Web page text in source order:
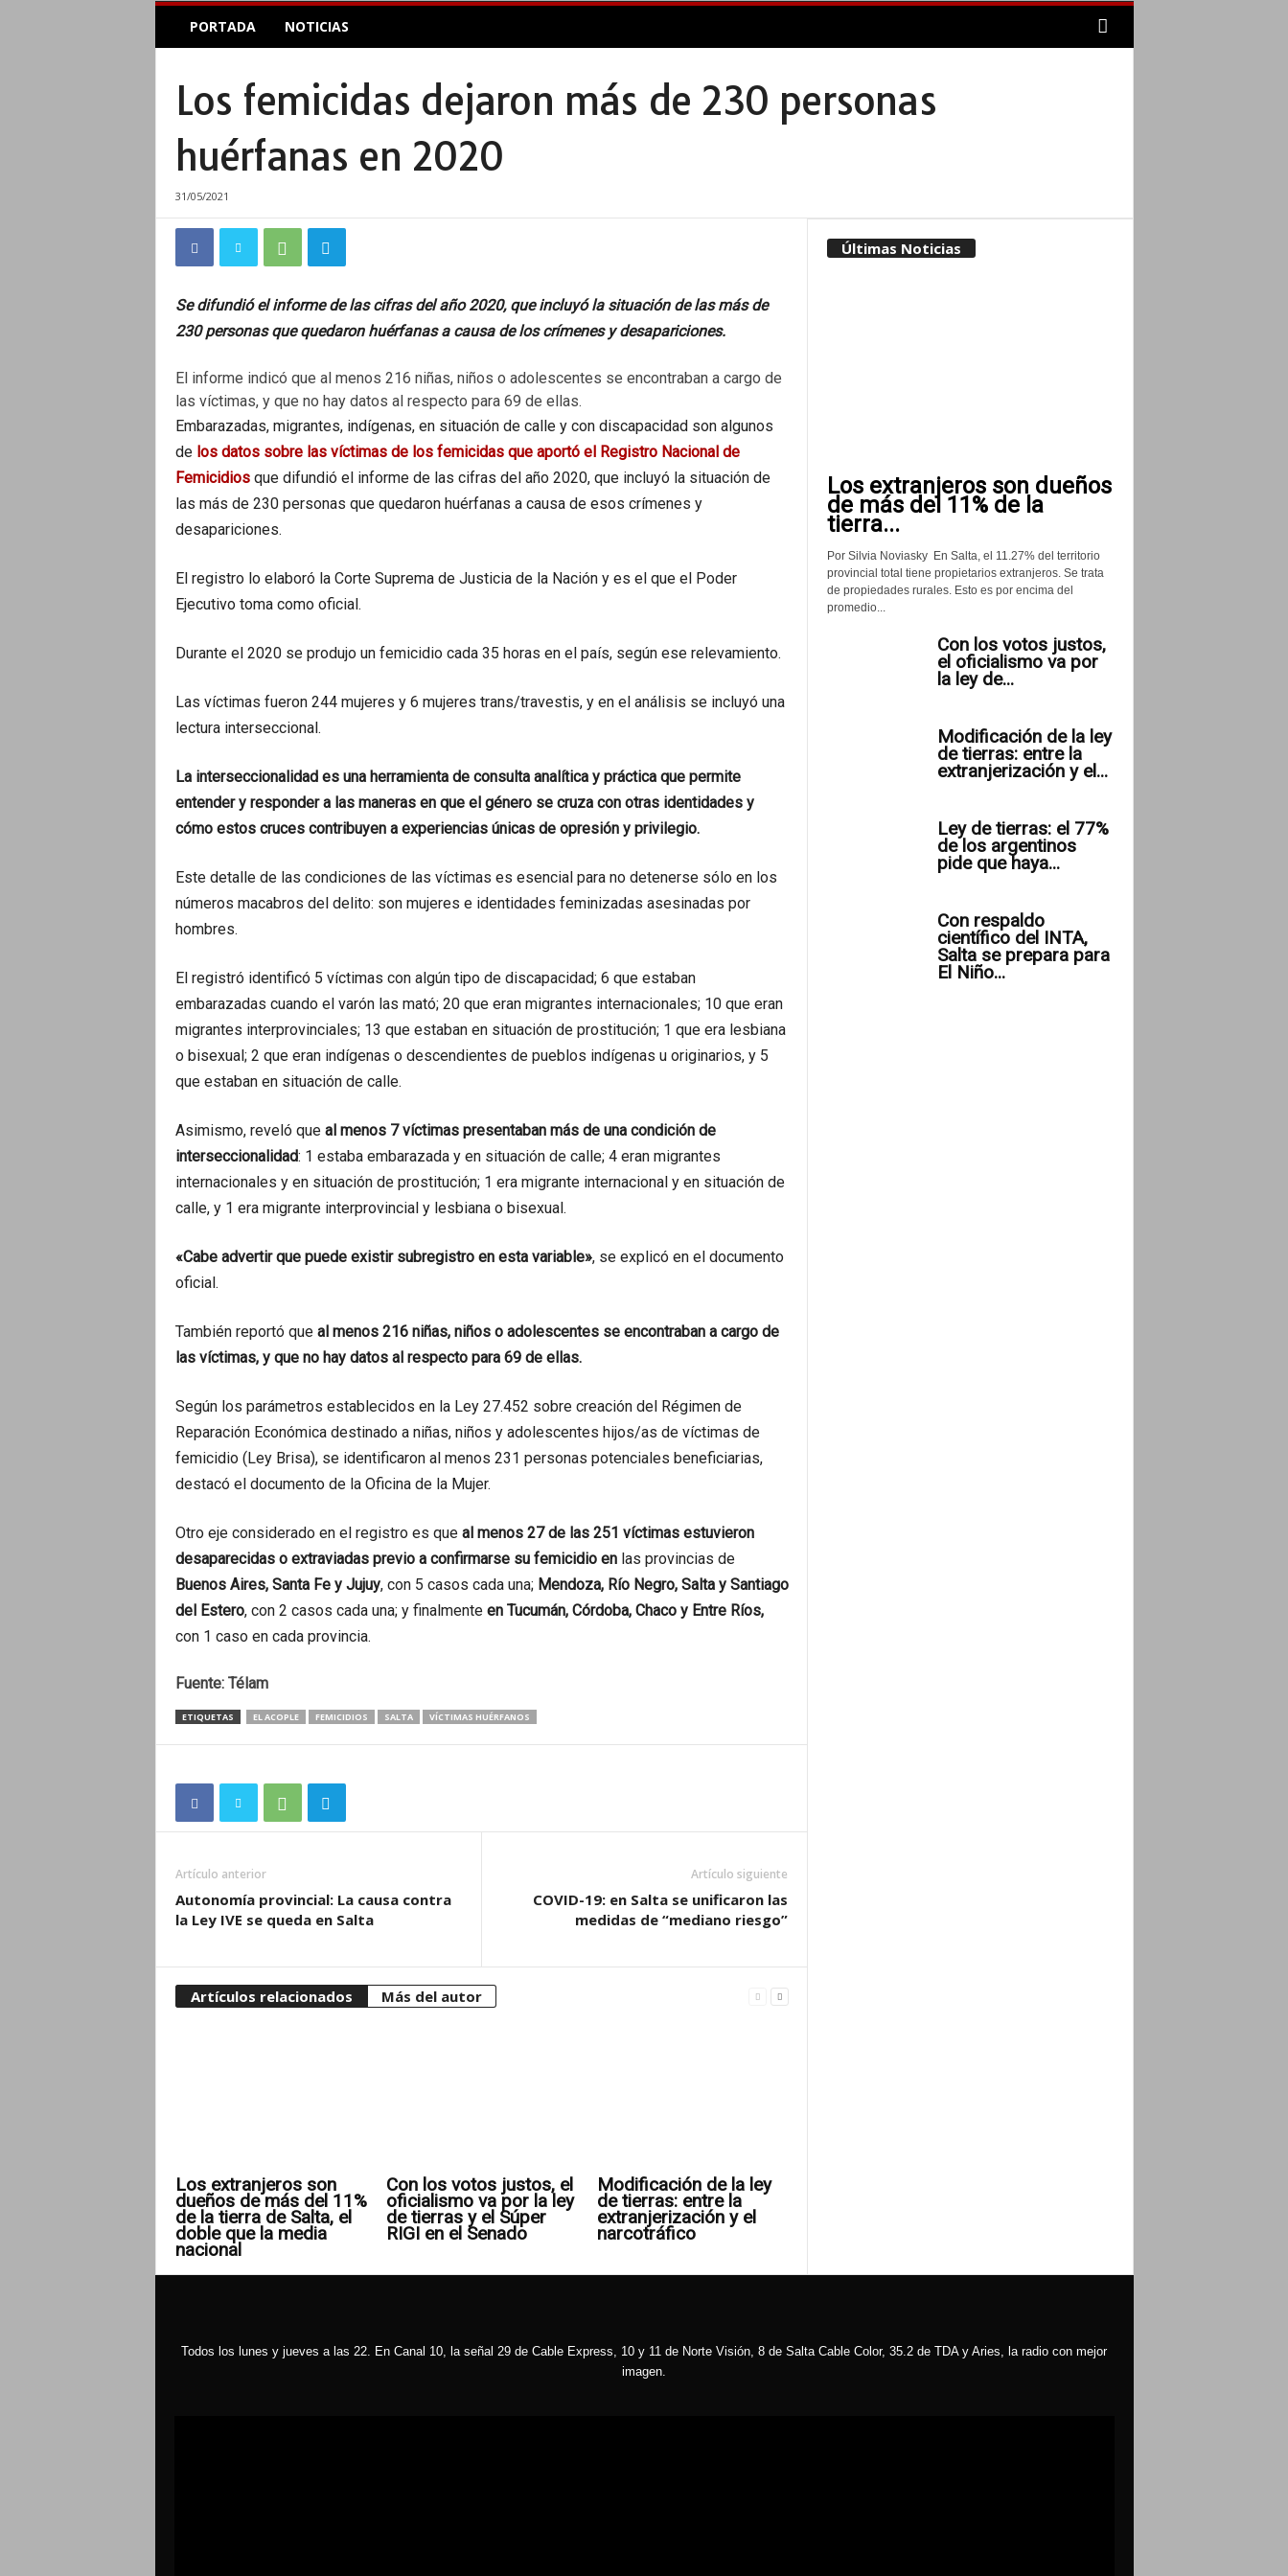
E
A
PORTADA NOTICIAS
Los femicidas dejaron más de 230 personas
huérfanas en 2020
31/05/2021
Se difundió el informe de las cifras del año 2020, que incluyó la situación de las más de
230 personas que quedaron huérfanas a causa de los crímenes y desapariciones.
El informe indicó que al menos 216 niñas, niños o adolescentes se encontraban a cargo de
las víctimas, y que no hay datos al respecto para 69 de ellas.
Embarazadas, migrantes, indígenas, en situación de calle y con discapacidad son algunos
de los datos sobre las víctimas de los femicidas que aportó el Registro Nacional de
Femicidiosque difundió el informe de las cifras del año 2020, que incluyó la situación de
las más de 230 personas que quedaron huérfanas a causa de esos crímenes y
desapariciones.
El registro lo elaboró la Corte Suprema de Justicia de la Nación y es el que el Poder
Ejecutivo toma como oficial.
Durante el 2020 se produjo un femicidio cada 35 horas en el país, según ese relevamiento.
Las víctimas fueron 244 mujeres y 6 mujeres trans/travestis, y en el análisis se incluyó una
lectura interseccional.
La interseccionalidad es una herramienta de consulta analítica y práctica que permite
entender y responder a las maneras en que el género se cruza con otras identidades y
cómo estos cruces contribuyen a experiencias únicas de opresión y privilegio.
Este detalle de las condiciones de las víctimas es esencial para no detenerse sólo en los
números macabros del delito: son mujeres e identidades feminizadas asesinadas por
hombres.
El registró identificó 5 víctimas con algún tipo de discapacidad; 6 que estaban
embarazadas cuando el varón las mató; 20 que eran migrantes internacionales; 10 que eran
migrantes interprovinciales; 13 que estaban en situación de prostitución; 1 que era lesbiana
o bisexual; 2 que eran indígenas o descendientes de pueblos indígenas u originarios, y 5
que estaban en situación de calle.
Asimismo, reveló que al menos 7 víctimas presentaban más de una condición de
interseccionalidad: 1 estaba embarazada y en situación de calle; 4 eran migrantes
internacionales y en situación de prostitución; 1 era migrante internacional y en situación de
calle, y 1 era migrante interprovincial y lesbiana o bisexual.
«Cabe advertir que puede existir subregistro en esta variable», se explicó en el documento
oficial.
También reportó que al menos 216 niñas, niños o adolescentes se encontraban a cargo de
las víctimas, y que no hay datos al respecto para 69 de ellas.
Según los parámetros establecidos en la Ley 27.452 sobre creación del Régimen de
Reparación Económica destinado a niñas, niños y adolescentes hijos/as de víctimas de
femicidio (Ley Brisa), se identificaron al menos 231 personas potenciales beneficiarias,
destacó el documento de la Oficina de la Mujer.
Otro eje considerado en el registro es que al menos 27 de las 251 víctimas estuvieron
desaparecidas o extraviadas previo a confirmarse su femicidio enlas provincias de
Buenos Aires, Santa Fe y Jujuy, con 5 casos cada una; Mendoza, Río Negro, Salta y Santiago
del Estero, con 2 casos cada una; y finalmente en Tucumán, Córdoba, Chaco y Entre Ríos,
con 1 caso en cada provincia.
Fuente: Télam
ETIQUETAS EL ACOPLE FEMICIDIOS SALTA VÍCTIMAS HUÉRFANOS
Artículo anterior
Autonomía provincial: La causa contra
la Ley IVE se queda en Salta
Artículo siguiente
COVID-19: en Salta se unificaron las
medidas de “mediano riesgo”
Artículos relacionados Más del autor
Los extranjeros son
dueños de más del 11%
de la tierra de Salta, el
doble que la media
nacional
Con los votos justos, el
oficialismo va por la ley
de tierras y el Súper
RIGI en el Senado
Modificación de la ley
de tierras: entre la
extranjerización y el
narcotráfico
Últimas Noticias
Los extranjeros son dueños
de más del 11% de la
tierra...
Por Silvia Noviasky En Salta, el 11.27% del territorio
provincial total tiene propietarios extranjeros. Se trata
de propiedades rurales. Esto es por encima del
promedio...
Con los votos justos,
el oficialismo va por
la ley de...
Modificación de la ley
de tierras: entre la
extranjerización y el...
Ley de tierras: el 77%
de los argentinos
pide que haya...
Con respaldo
científico del INTA,
Salta se prepara para
El Niño...
Todos los lunes y jueves a las 22. En Canal 10, la señal 29 de Cable Express, 10 y 11 de Norte Visión, 8 de Salta Cable Color, 35.2 de TDA y Aries, la radio con mejor
imagen.